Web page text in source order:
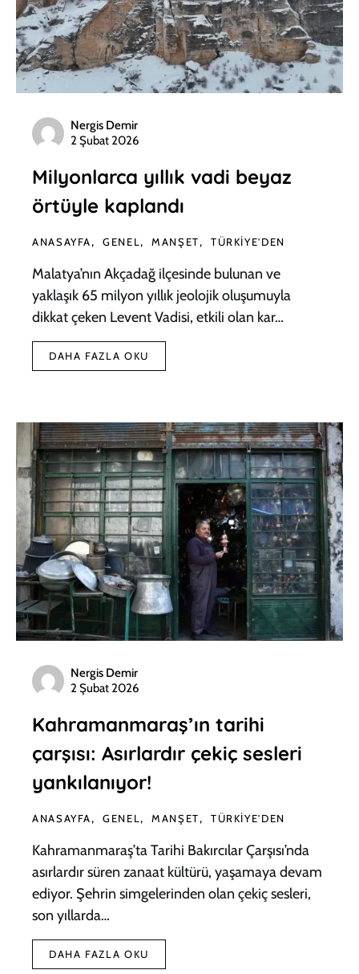
Nergis Demir
2 Şubat 2026
Milyonlarca yıllık vadi beyaz
örtüyle kaplandı
ANASAYFA GENEL MANŞET TÜRKIYE'DEN
Malatya’nın Akçadağ ilçesinde bulunan ve
yaklaşık 65 milyon yıllık jeolojik oluşumuyla
dikkat çeken Levent Vadisi, etkili olan kar…
DAHA FAZLA OKU
Nergis Demir
2 Şubat 2026
Kahramanmaraş’ın tarihi
çarşısı: Asırlardır çekiç sesleri
yankılanıyor!
ANASAYFA GENEL MANŞET TÜRKIYE'DEN
Kahramanmaraş’ta Tarihi Bakırcılar Çarşısı’nda
asırlardır süren zanaat kültürü, yaşamaya devam
ediyor. Şehrin simgelerinden olan çekiç sesleri,
son yıllarda…
DAHA FAZLA OKU